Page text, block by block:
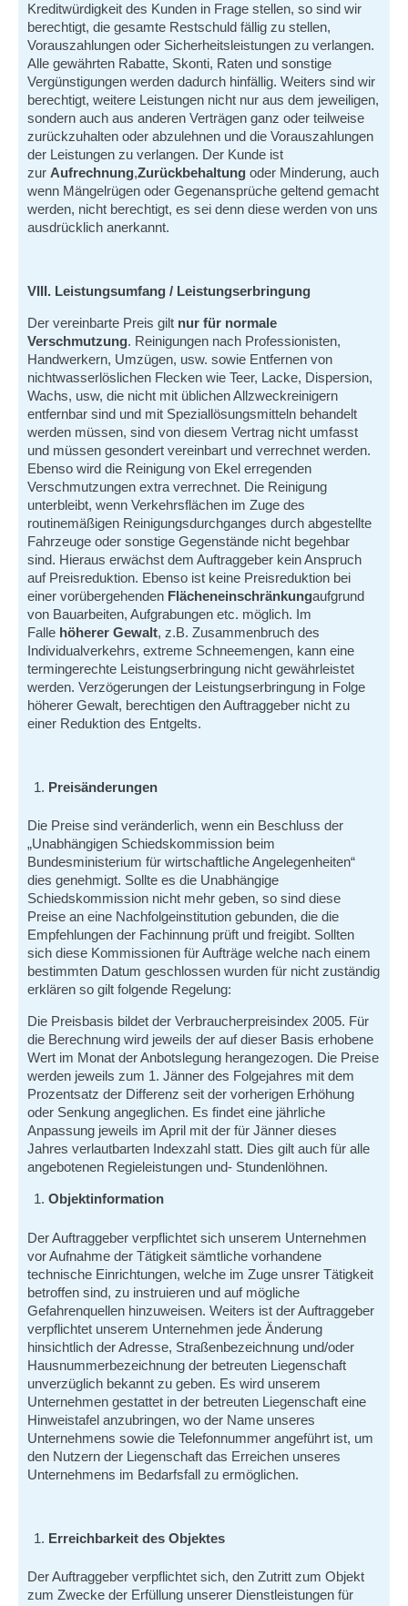
Kreditwürdigkeit des Kunden in Frage stellen, so sind wir
berechtigt, die gesamte Restschuld fällig zu stellen,
Vorauszahlungen oder Sicherheitsleistungen zu verlangen.
Alle gewährten Rabatte, Skonti, Raten und sonstige
Vergünstigungen werden dadurch hinfällig. Weiters sind wir
berechtigt, weitere Leistungen nicht nur aus dem jeweiligen,
sondern auch aus anderen Verträgen ganz oder teilweise
zurückzuhalten oder abzulehnen und die Vorauszahlungen
der Leistungen zu verlangen. Der Kunde ist
zur Aufrechnung,Zurückbehaltung oder Minderung, auch
wenn Mängelrügen oder Gegenansprüche geltend gemacht
werden, nicht berechtigt, es sei denn diese werden von uns
ausdrücklich anerkannt.
VIII. Leistungsumfang / Leistungserbringung
Der vereinbarte Preis gilt nur für normale
Verschmutzung. Reinigungen nach Professionisten,
Handwerkern, Umzügen, usw. sowie Entfernen von
nichtwasserlöslichen Flecken wie Teer, Lacke, Dispersion,
Wachs, usw, die nicht mit üblichen Allzweckreinigern
entfernbar sind und mit Speziallösungsmitteln behandelt
werden müssen, sind von diesem Vertrag nicht umfasst
und müssen gesondert vereinbart und verrechnet werden.
Ebenso wird die Reinigung von Ekel erregenden
Verschmutzungen extra verrechnet. Die Reinigung
unterbleibt, wenn Verkehrsflächen im Zuge des
routinemäßigen Reinigungsdurchganges durch abgestellte
Fahrzeuge oder sonstige Gegenstände nicht begehbar
sind. Hieraus erwächst dem Auftraggeber kein Anspruch
auf Preisreduktion. Ebenso ist keine Preisreduktion bei
einer vorübergehenden Flächeneinschränkungaufgrund
von Bauarbeiten, Aufgrabungen etc. möglich. Im
Falle höherer Gewalt, z.B. Zusammenbruch des
Individualverkehrs, extreme Schneemengen, kann eine
termingerechte Leistungserbringung nicht gewährleistet
werden. Verzögerungen der Leistungserbringung in Folge
höherer Gewalt, berechtigen den Auftraggeber nicht zu
einer Reduktion des Entgelts.
Preisänderungen
Die Preise sind veränderlich, wenn ein Beschluss der
„Unabhängigen Schiedskommission beim
Bundesministerium für wirtschaftliche Angelegenheiten“
dies genehmigt. Sollte es die Unabhängige
Schiedskommission nicht mehr geben, so sind diese
Preise an eine Nachfolgeinstitution gebunden, die die
Empfehlungen der Fachinnung prüft und freigibt. Sollten
sich diese Kommissionen für Aufträge welche nach einem
bestimmten Datum geschlossen wurden für nicht zuständig
erklären so gilt folgende Regelung:
Die Preisbasis bildet der Verbraucherpreisindex 2005. Für
die Berechnung wird jeweils der auf dieser Basis erhobene
Wert im Monat der Anbotslegung herangezogen. Die Preise
werden jeweils zum 1. Jänner des Folgejahres mit dem
Prozentsatz der Differenz seit der vorherigen Erhöhung
oder Senkung angeglichen. Es findet eine jährliche
Anpassung jeweils im April mit der für Jänner dieses
Jahres verlautbarten Indexzahl statt. Dies gilt auch für alle
angebotenen Regieleistungen und- Stundenlöhnen.
Objektinformation
Der Auftraggeber verpflichtet sich unserem Unternehmen
vor Aufnahme der Tätigkeit sämtliche vorhandene
technische Einrichtungen, welche im Zuge unsrer Tätigkeit
betroffen sind, zu instruieren und auf mögliche
Gefahrenquellen hinzuweisen. Weiters ist der Auftraggeber
verpflichtet unserem Unternehmen jede Änderung
hinsichtlich der Adresse, Straßenbezeichnung und/oder
Hausnummerbezeichnung der betreuten Liegenschaft
unverzüglich bekannt zu geben. Es wird unserem
Unternehmen gestattet in der betreuten Liegenschaft eine
Hinweistafel anzubringen, wo der Name unseres
Unternehmens sowie die Telefonnummer angeführt ist, um
den Nutzern der Liegenschaft das Erreichen unseres
Unternehmens im Bedarfsfall zu ermöglichen.
Erreichbarkeit des Objektes
Der Auftraggeber verpflichtet sich, den Zutritt zum Objekt
zum Zwecke der Erfüllung unserer Dienstleistungen für